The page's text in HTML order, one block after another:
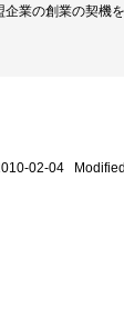
業の創業の契機
02-04